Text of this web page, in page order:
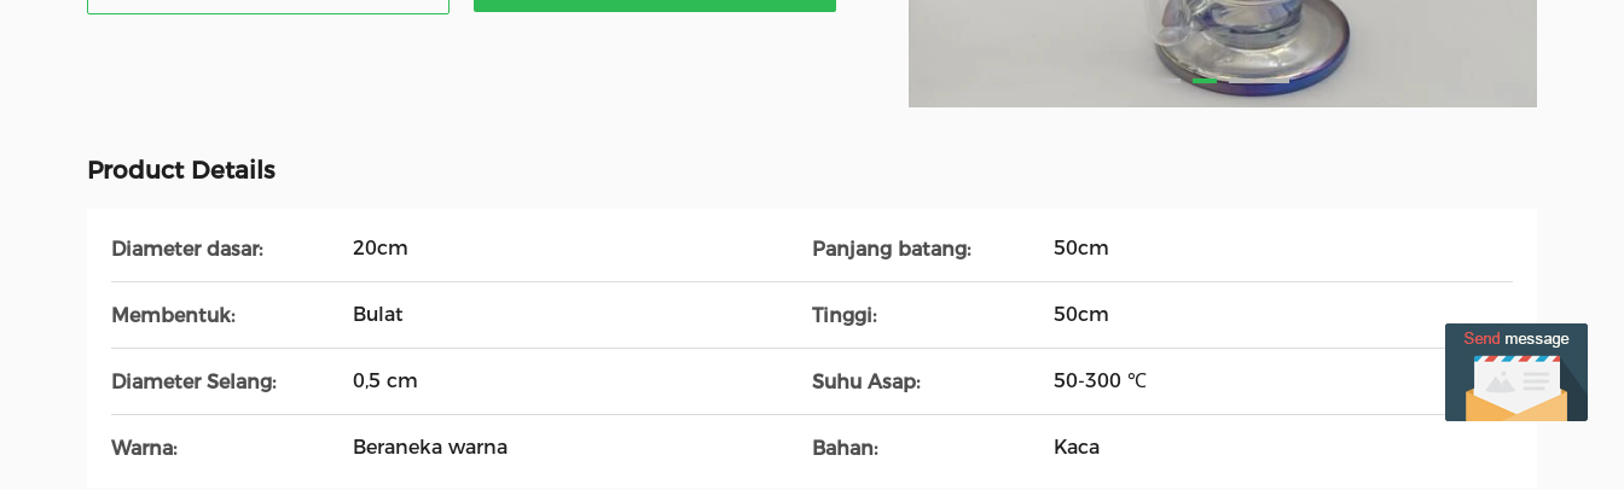
Product Details
Diameter dasar: 20cm Panjang batang: 50cm
Membentuk: Bulat Tinggi: 50cm
Diameter Selang: 0,5 cm Suhu Asap: 50-300 ℃
Warna: Beraneka warna Bahan: Kaca